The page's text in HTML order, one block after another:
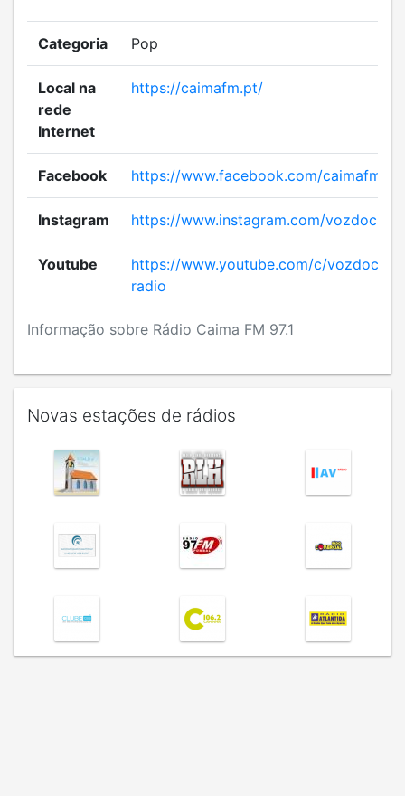
Informação sobre Rádio Caima FM 97.1
Categoria Pop
Local na
rede
Internet
https://caimafm.pt/
Facebook https://www.facebook.com/caimafm
Instagram https://www.instagram.com/
Youtube
https://www.youtube.com/c/
radio
Novas estações de rádios